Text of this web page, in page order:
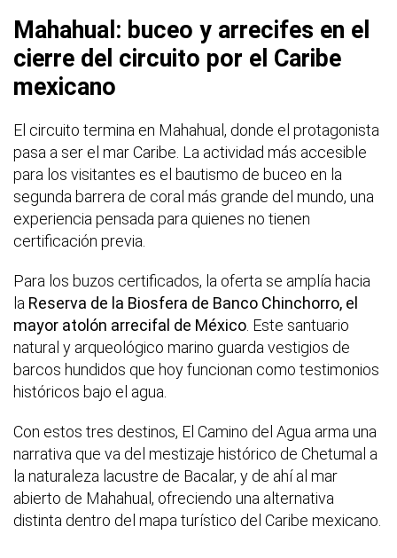
Mahahual: buceo y arrecifes en el
cierre del circuito por el Caribe
mexicano
El circuito termina en Mahahual, donde el protagonista
pasa a ser el mar Caribe. La actividad más accesible
para los visitantes es el bautismo de buceo en la
segunda barrera de coral más grande del mundo, una
experiencia pensada para quienes no tienen
certificación previa.
Para los buzos certificados, la oferta se amplía hacia
la Reserva de la Biosfera de Banco Chinchorro, el
mayor atolón arrecifal de México. Este santuario
natural y arqueológico marino guarda vestigios de
barcos hundidos que hoy funcionan como testimonios
históricos bajo el agua.
Con estos tres destinos, El Camino del Agua arma una
narrativa que va del mestizaje histórico de Chetumal a
la naturaleza lacustre de Bacalar, y de ahí al mar
abierto de Mahahual, ofreciendo una alternativa
distinta dentro del mapa turístico del Caribe mexicano.